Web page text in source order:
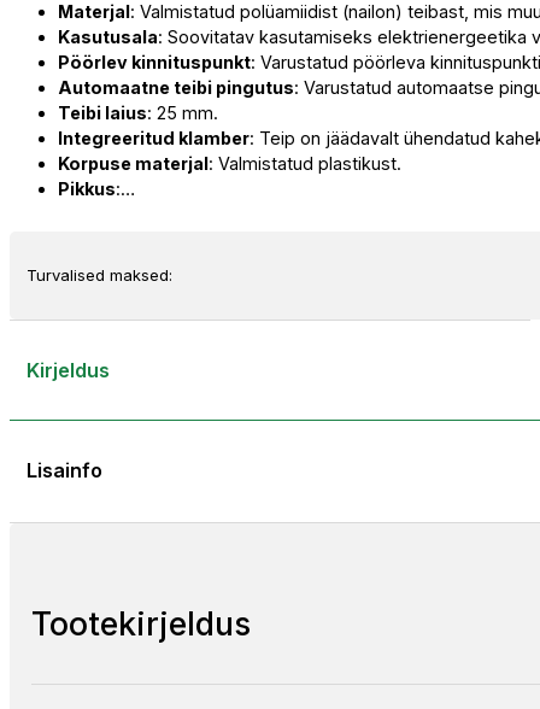
(3,5/5,5/7/9/12/15)
AUTOBLOK
3,5m
kogus
Materjal: Valmistatud polüamiidist (nailon) teibast, mis
Kasutusala: Soovitatav kasutamiseks elektrienergeetika
Pöörlev kinnituspunkt: Varustatud pöörleva
Automaatne teibi pingutus: Varustatud automaatse
Teibi laius: 25 mm.
Integreeritud klamber: Teip on jäädavalt ühendatud
Korpuse materjal: Valmistatud plastikust.
Pikkus:…
Turvalised maksed:
Kirjeldus
Lisainfo
Tootekirjeldus